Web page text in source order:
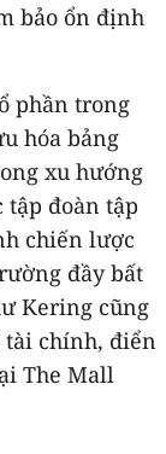
bảo ổn định
phần trong
hóa bảng
xu hướng
tập đoàn tập
chiến lược
đầy bất
Kering cũng
tài chính, điển
The Mall